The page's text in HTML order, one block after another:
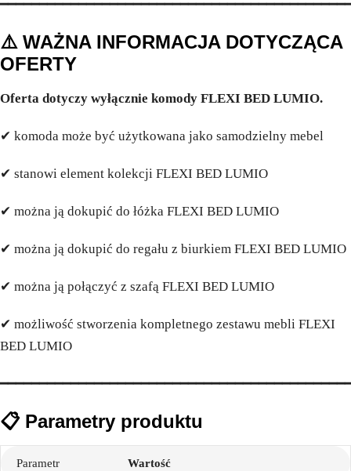
⚠️ WAŻNA INFORMACJA DOTYCZĄCA
OFERTY
Oferta dotyczy wyłącznie komody FLEXI BED LUMIO.
✔ komoda może być użytkowana jako samodzielny mebel
✔ stanowi element kolekcji FLEXI BED LUMIO
✔ można ją dokupić do łóżka FLEXI BED LUMIO
✔ można ją dokupić do regału z biurkiem FLEXI BED LUMIO
✔ można ją połączyć z szafą FLEXI BED LUMIO
✔ możliwość stworzenia kompletnego zestawu mebli FLEXI
BED LUMIO
📋 Parametry produktu
Parametr Wartość